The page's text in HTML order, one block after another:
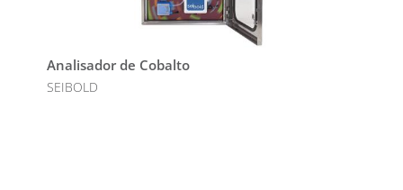
Analisador de Cobalto
SEIBOLD